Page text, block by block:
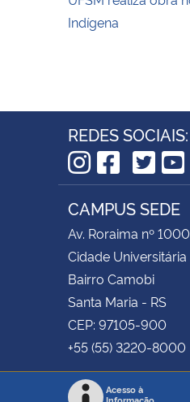
Indígena
REDES SOCIAIS:
Instagram
CAMPUS SEDE
Av. Roraima nº 1000
Cidade Universitária
Bairro Camobi
Santa Maria - RS
CEP: 97105-900
+55 (55) 3220-8000
Acesso à